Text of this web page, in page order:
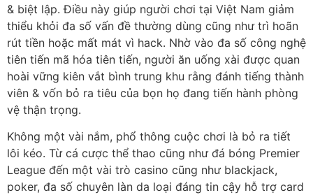
& biệt lập. Điều này giúp người chơi tại Việt Nam giảm
thiểu khỏi đa số vấn đề thường dùng cũng như trì hoãn
rút tiền hoặc mất mát vì hack. Nhờ vào đa số công nghệ
tiên tiến mã hóa tiên tiến, người ăn uống xài được quan
hoài vững kiên vắt bình trung khu rằng đánh tiếng thành
viên & vốn bỏ ra tiêu của bọn họ đang tiến hành phòng
vệ thận trọng.
Không một vài nắm, phổ thông cuộc chơi là bỏ ra tiết
lôi kéo. Từ cá cược thể thao cũng như đá bóng Premier
League đến một vài trò casino cũng như blackjack,
poker, đa số chuyên làn da loại đáng tin cậy hỗ trợ card